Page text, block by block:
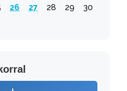
26 27 28 29
30